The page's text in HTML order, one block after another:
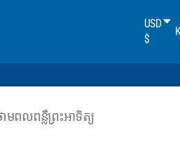
USD
$
មពលពន្លឺព្រះអាទិត្យ